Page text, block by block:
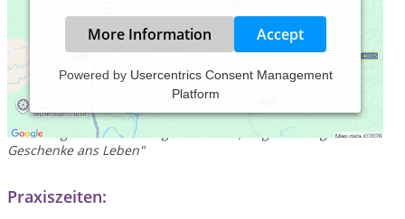
More Information Accept
Powered by Usercentrics Consent Management
Platform
Behandlungspsychologie
"Der Weg durch schwierige Gewässer, birgt oft die größten
Geschenke ans Leben"
Praxiszeiten: